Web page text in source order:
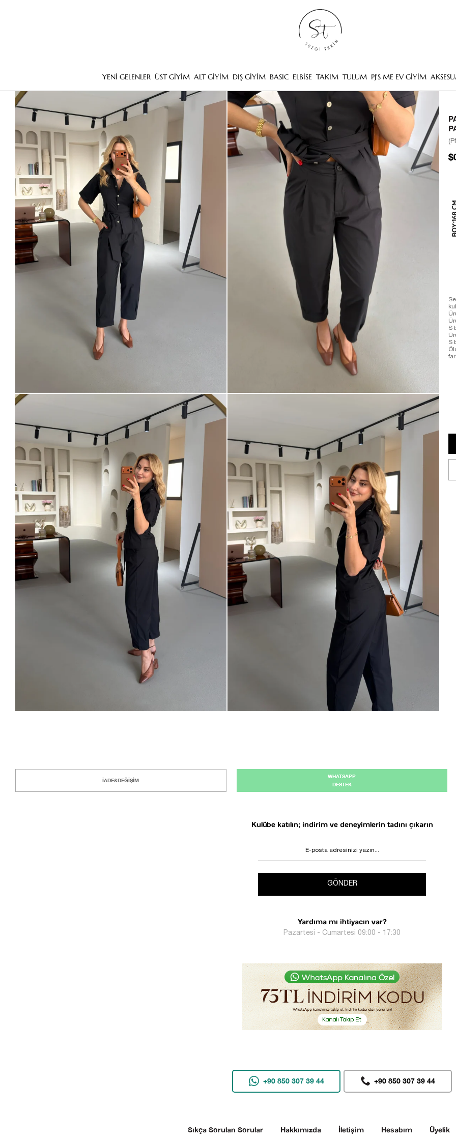
YENİ GELENLER ÜST GİYİM ALT GİYİM DIŞ GİYİM BASIC ELBİSE TAKIM TULUM PJ'S ME EV GİYİM
S
S
İADE&DEĞİŞİM
WHATSAPP
DESTEK
Kulübe katılın; indirim ve deneyimlerin tadını çıkarın
GÖNDER
Yardıma mı ihtiyacın var?
Pazartesi - Cumartesi 09:00 - 17:30
+90 850 307 39 44 +90 850 307 39 44
Sıkça Sorulan Sorular Hakkımızda İletişim Hesabım Üyelik